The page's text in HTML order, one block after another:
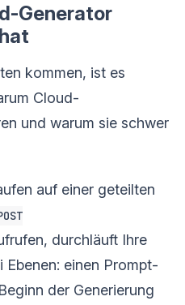
Generator
kommen, ist es
Cloud-
und warum sie schwer
auf einer geteilten
durchläuft Ihre
einen Prompt-
der Generierung